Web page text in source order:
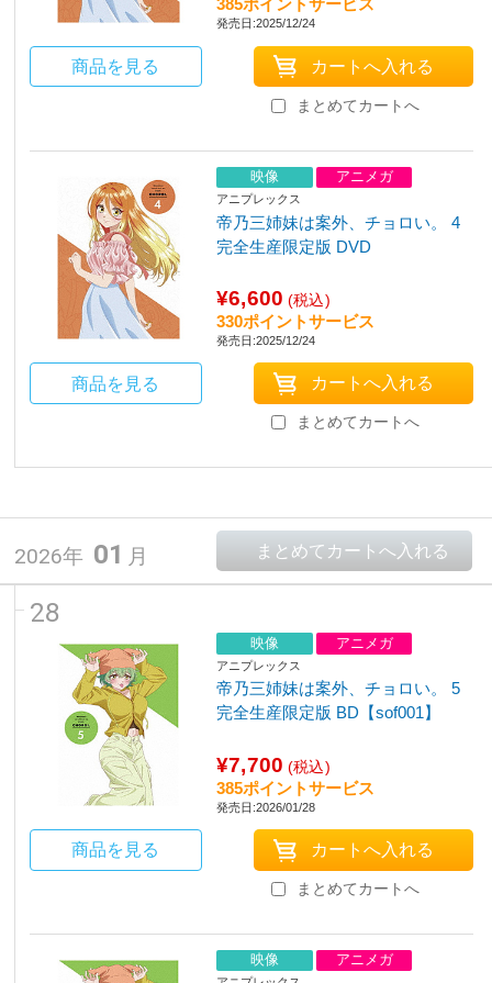
385ポイントサービス
発売日:2025/12/24
商品を見る
まとめてカートへ
映像 アニメガ
アニプレックス
帝乃三姉妹は案外、チョロい。 4
完全生産限定版 DVD
¥6,600 (税込)
330ポイントサービス
発売日:2025/12/24
商品を見る
まとめてカートへ
2026年 01 月
28
映像 アニメガ
アニプレックス
帝乃三姉妹は案外、チョロい。 5
完全生産限定版 BD【sof001】
¥7,700 (税込)
385ポイントサービス
発売日:2026/01/28
商品を見る
まとめてカートへ
映像 アニメガ